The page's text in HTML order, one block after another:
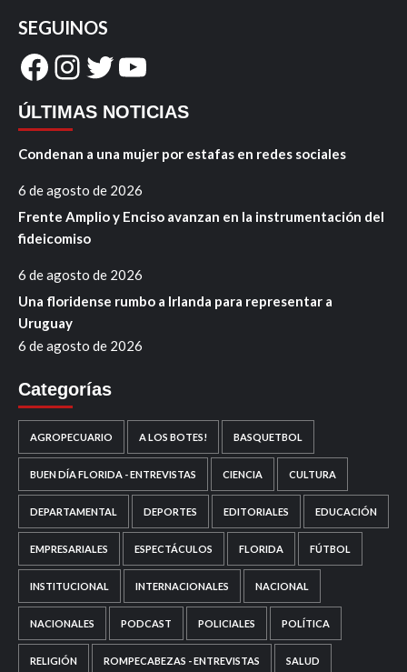
SEGUINOS
Facebook
Instagram
Twitter
YouTube
ÚLTIMAS NOTICIAS
Condenan a una mujer por estafas en redes sociales
6 de agosto de 2026
Frente Amplio y Enciso avanzan en la instrumentación del
fideicomiso
6 de agosto de 2026
Una floridense rumbo a Irlanda para representar a
Uruguay
6 de agosto de 2026
Categorías
AGROPECUARIO A LOS BOTES! BASQUETBOL
BUEN DÍA FLORIDA - ENTREVISTAS CIENCIA CULTURA
DEPARTAMENTAL DEPORTES EDITORIALES EDUCACIÓN
EMPRESARIALES ESPECTÁCULOS FLORIDA FÚTBOL
INSTITUCIONAL INTERNACIONALES NACIONAL
NACIONALES PODCAST POLICIALES POLÍTICA
RELIGIÓN ROMPECABEZAS - ENTREVISTAS SALUD